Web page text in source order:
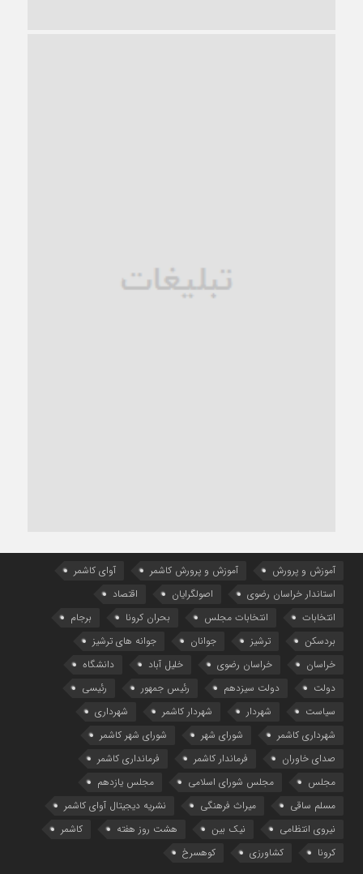
آموزش و پرورش آموزش و پرورش کاشمر
آوای کاشمر
استاندار خراسان رضوی
اصولگرایان
اقتصاد
انتخابات
انتخابات مجلس بحران کرونا
برجام
بردسکن
ترشیز جوانان
جوانه های ترشیز
خراسان
خراسان رضوی خلیل آباد
دانشگاه
دولت
دولت سیزدهم رئیس جمهور
رئیسی
سیاست
شهردار شهردار کاشمر
شهرداری
شهرداری کاشمر
شورای شهر
شورای شهر کاشمر
صدای خاوران
فرماندار کاشمر
فرمانداری کاشمر
مجلس
مجلس شورای اسلامی
مجلس یازدهم
مسلم ساقی
میراث فرهنگی
نشریه دیجیتال آوای کاشمر
نیروی انتظامی
نیک بین هشت روز هفته
کاشمر
کرونا
کشاورزی کوهسرخ